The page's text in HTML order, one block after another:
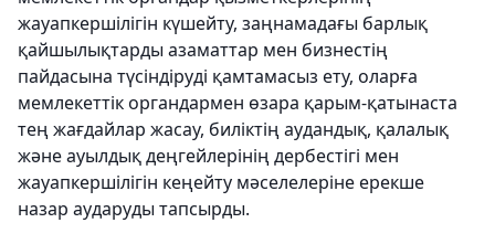
жауапкершілігін күшейту, заңнамадағы барлық
қайшылықтарды азаматтар мен бизнестің
пайдасына түсіндіруді қамтамасыз ету, оларға
мемлекеттік органдармен өзара қарым-қатынаста
тең жағдайлар жасау, биліктің аудандық, қалалық
және ауылдық деңгейлерінің дербестігі мен
жауапкершілігін кеңейту мәселелеріне ерекше
назар аударуды тапсырды.